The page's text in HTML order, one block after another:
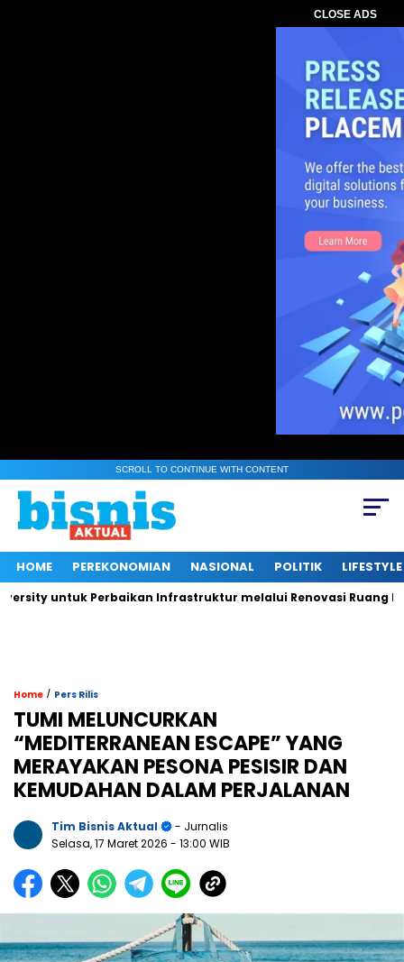
CLOSE ADS
SCROLL TO CONTINUE WITH CONTENT
HOME PEREKONOMIAN NASIONAL POLITIK LIFESTYLE
Perbaikan Infrastruktur melalui Renovasi Ruang Publik
Home / Pers Rilis
TUMI MELUNCURKAN
“MEDITERRANEAN ESCAPE” YANG
MERAYAKAN PESONA PESISIR DAN
KEMUDAHAN DALAM PERJALANAN
Tim Bisnis Aktual
- Jurnalis
Selasa, 17 Maret 2026 - 13:00 WIB